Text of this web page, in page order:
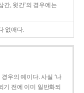
간, 윗간’의 경우에는
없애다.
우의 예이다. 사실 ‘나
기 전에 이미 일반화되